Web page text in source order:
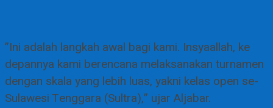
​”Ini adalah langkah awal bagi kami. Insyaallah, ke
depannya kami berencana melaksanakan turnamen
dengan skala yang lebih luas, yakni kelas open se-
Sulawesi Tenggara (Sultra),” ujar Aljabar.